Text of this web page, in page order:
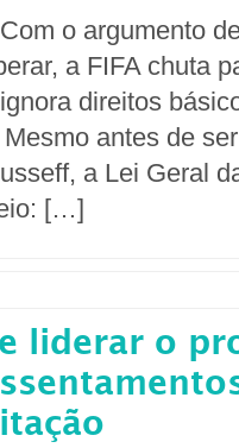
o argumento
a FIFA chuta
direitos
antes de
a Lei Geral
[…]
liderar o